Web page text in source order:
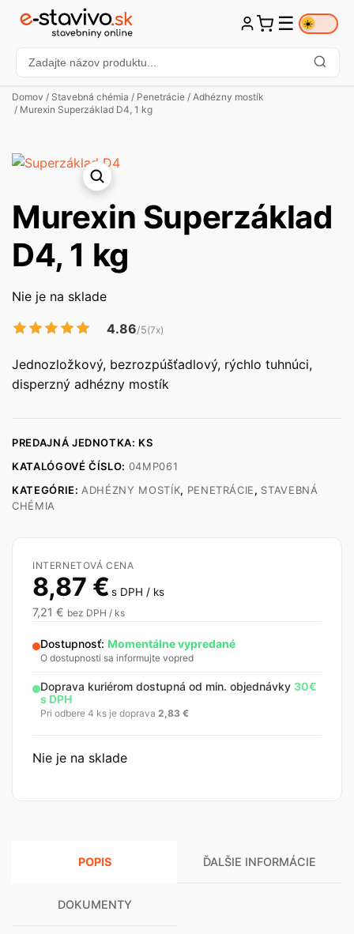
☰ ☀️
Domov / Stavebná chémia / Penetrácie / Adhézny mostík
/ Murexin Superzáklad D4, 1 kg
Murexin Superzáklad
D4, 1 kg
Nie je na sklade
4.86/5(7x)
Jednozložkový, bezrozpúšťadlový, rýchlo tuhnúci,
disperzný adhézny mostík
PREDAJNÁ JEDNOTKA: KS
KATALÓGOVÉ ČÍSLO: 04MP061
KATEGÓRIE: ADHÉZNY MOSTÍK, PENETRÁCIE, STAVEBNÁ
CHÉMIA
INTERNETOVÁ CENA
8,87 € s DPH / ks
7,21 € bez DPH / ks
Dostupnosť: Momentálne vypredané
O dostupnosti sa informujte vopred
Doprava kuriérom dostupná od min. objednávky 30€
s DPH
Pri odbere 4 ks je doprava 2,83 €
Nie je na sklade
POPIS ĎALŠIE INFORMÁCIE
DOKUMENTY